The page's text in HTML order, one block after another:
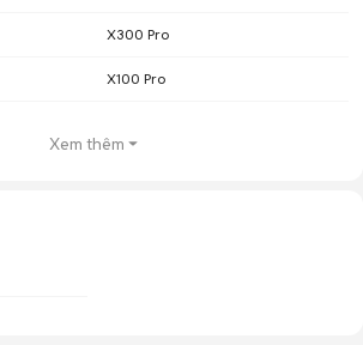
X300 Pro
X100 Pro
Xem thêm